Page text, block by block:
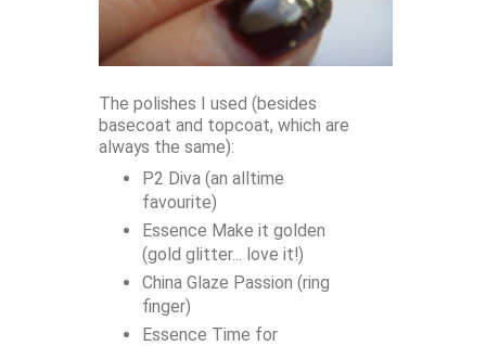
The polishes I used (besides
basecoat and topcoat, which are
always the same):
P2 Diva (an alltime
favourite)
Essence Make it golden
(gold glitter... love it!)
China Glaze Passion (ring
finger)
Essence Time for